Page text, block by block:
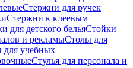
Стержни для ручек
Стержни к клеевым
для детского бельяСтойки
и рекламыСтолы для
для учебных
Стулья для персонала и